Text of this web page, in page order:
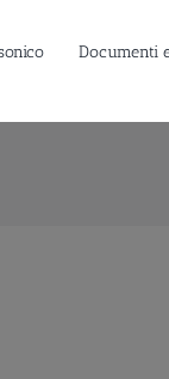
Documenti